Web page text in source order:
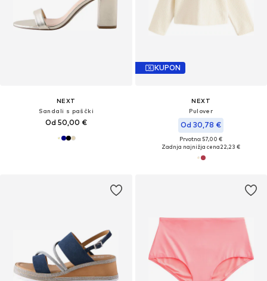
NEXT
Sandali s paščki
Od 50,00 €
KUPON
NEXT
Pulover
Od 30,78 €
Prvotno: 57,00 €
Zadnja najnižja cena22,23 €